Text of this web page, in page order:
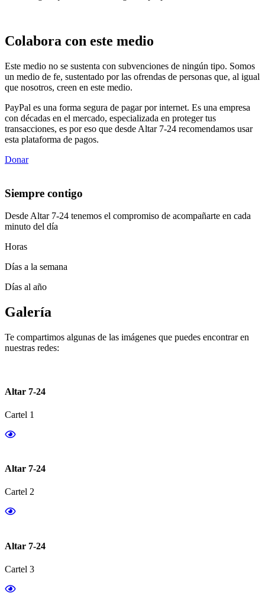
Colabora con este medio
Este medio no se sustenta con subvenciones de ningún tipo. Somos
un medio de fe, sustentado por las ofrendas de personas que, al igual
que nosotros, creen en este medio.
PayPal es una forma segura de pagar por internet. Es una empresa
con décadas en el mercado, especializada en proteger tus
transacciones, es por eso que desde Altar 7-24 recomendamos usar
esta plataforma de pagos.
Donar
Siempre contigo
Desde Altar 7-24 tenemos el compromiso de acompañarte en cada
minuto del día
Horas
Días a la semana
Días al año
Galería
Te compartimos algunas de las imágenes que puedes encontrar en
nuestras redes:
Altar 7-24
Cartel 1
Altar 7-24
Cartel 2
Altar 7-24
Cartel 3